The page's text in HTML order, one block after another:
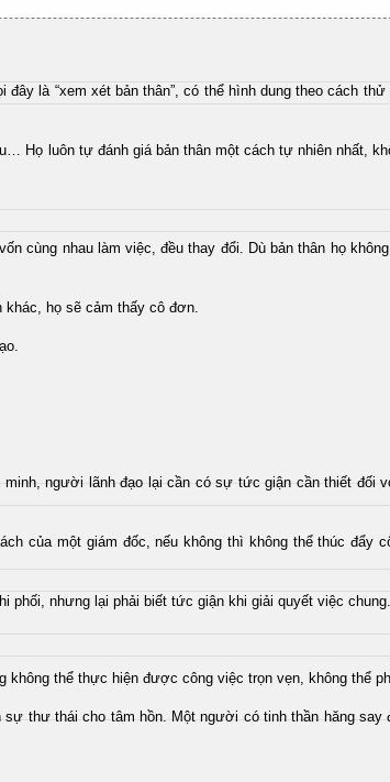
là “xem xét bản thân”, có thể hình dung theo cách
Họ luôn tự đánh giá bản thân một cách tự nhiên nhất,
nhau làm việc, đều thay đổi. Dù bản thân họ
họ sẽ cảm thấy cô đơn.
người lãnh đạo lại cần có sự tức giận cần thiết đối
của một giám đốc, nếu không thì không thể thúc đẩy
nhưng lại phải biết tức giận khi giải quyết việc chung.
thể thực hiện được công việc trọn vẹn, không thể
thư thái cho tâm hồn. Một người có tinh thần hăng say